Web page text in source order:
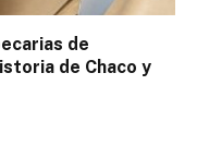
de
de Chaco y